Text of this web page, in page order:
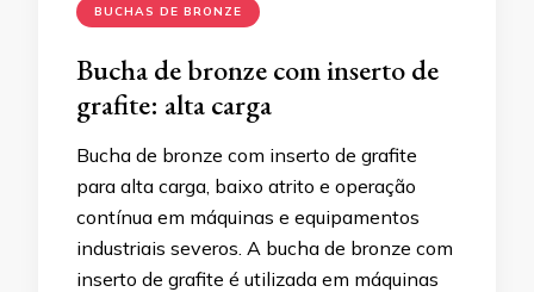
BUCHAS DE BRONZE
Bucha de bronze com inserto de
grafite: alta carga
Bucha de bronze com inserto de grafite
para alta carga, baixo atrito e operação
contínua em máquinas e equipamentos
industriais severos. A bucha de bronze com
inserto de grafite é utilizada em máquinas